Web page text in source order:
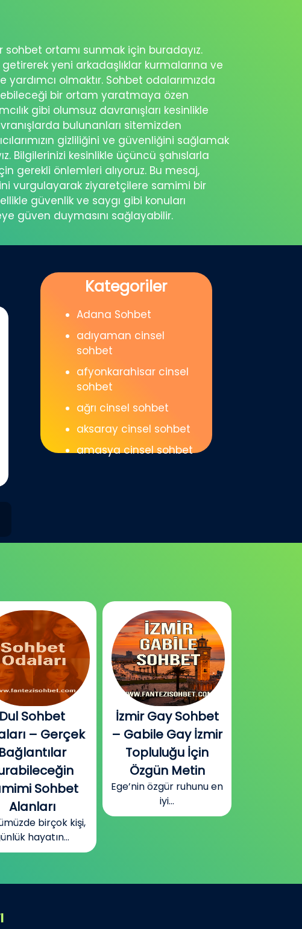
sohbet ortamı sunmak için buradayız.
yeni arkadaşlıklar kurmalarına ve
olmaktır. Sohbet odalarımızda
bir ortam yaratmaya özen
gibi olumsuz davranışları kesinlikle
bulunanları sitemizden
gizliliğini ve güvenliğini sağlamak
Bilgilerinizi kesinlikle üçüncü şahıslarla
gerekli önlemleri alıyoruz. Bu mesaj,
vurgulayarak ziyaretçilere samimi bir
güvenlik ve saygı gibi konuları
güven duymasını sağlayabilir.
Kategoriler
Adana Sohbet
adıyaman cinsel
sohbet
afyonkarahisar cinsel
sohbet
ağrı cinsel sohbet
aksaray cinsel sohbet
amasya cinsel sohbet
Dul Sohbet
– Gerçek
Bağlantılar
Sohbet
Alanları
birçok kişi,
hayatın...
İzmir Gay Sohbet
– Gabile Gay İzmir
Topluluğu İçin
Özgün Metin
Ege’nin özgür ruhunu en
iyi...